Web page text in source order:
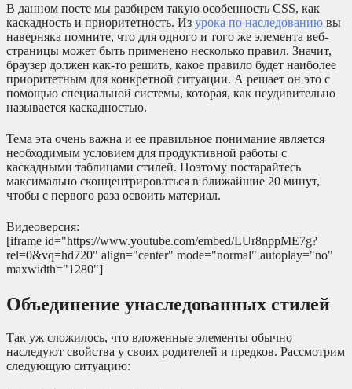
В данном посте мы разбирем такую особенность CSS, как
каскадность и приоритетность. Из урока по наследованию вы
наверняка помните, что для одного и того же элемента веб-
страницы может быть применено несколько правил. Значит,
браузер должен как-то решить, какое правило будет наиболее
приоритетным для конкретной ситуации. А решает он это с
помощью специальной системы, которая, как неудивительно
называется каскадностью.
Тема эта очень важна и ее правильное понимание является
необходимым условием для продуктивной работы с
каскадными таблицами стилей. Поэтому постарайтесь
максимально сконцентрироваться в ближайшие 20 минут,
чтобы с первого раза освоить материал.
Видеоверсия:
[iframe id="https://www.youtube.com/embed/LUr8nppME7g?
rel=0&vq=hd720" align="center" mode="normal" autoplay="no"
maxwidth="1280"]
Объединение унаследованных стилей
Так уж сложилось, что вложенные элементы обычно
наследуют свойства у своих родителей и предков. Рассмотрим
следующую ситуацию: